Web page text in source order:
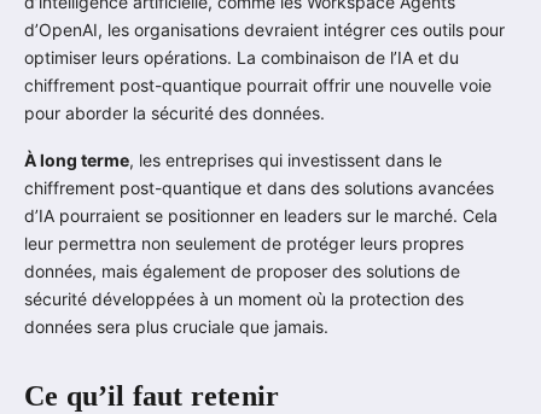
d’OpenAI, les organisations devraient intégrer ces outils pour
optimiser leurs opérations. La combinaison de l’IA et du
chiffrement post-quantique pourrait offrir une nouvelle voie
pour aborder la sécurité des données.
À long terme, les entreprises qui investissent dans le
chiffrement post-quantique et dans des solutions avancées
d’IA pourraient se positionner en leaders sur le marché. Cela
leur permettra non seulement de protéger leurs propres
données, mais également de proposer des solutions de
sécurité développées à un moment où la protection des
données sera plus cruciale que jamais.
Ce qu’il faut retenir